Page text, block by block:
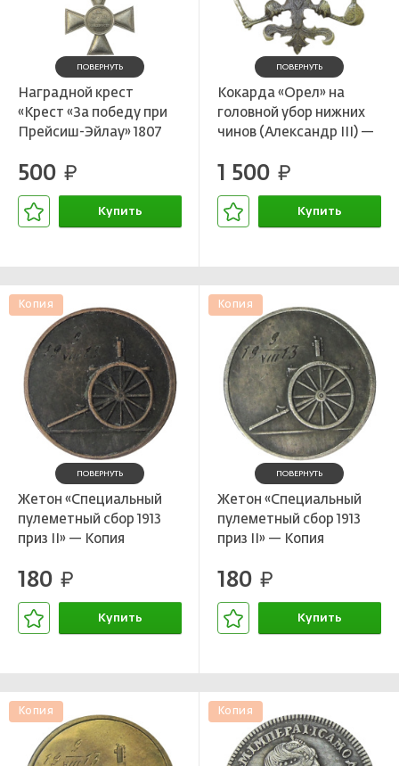
ПОВЕРНУТЬ
Наградной крест
«Крест «За победу при
Прейсиш-Эйлау» 1807
500 руб.
Купить
ПОВЕРНУТЬ
Кокарда «Орел» на
головной убор нижних
чинов (Александр III) —
1 500 руб.
Купить
Копия
ПОВЕРНУТЬ
Жетон «Специальный
пулеметный сбор 1913
приз II» — Копия
180 руб.
Купить
Копия
ПОВЕРНУТЬ
Жетон «Специальный
пулеметный сбор 1913
приз II» — Копия
180 руб.
Купить
Копия Копия